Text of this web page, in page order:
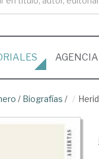
AGENCIA
/ Biografías /